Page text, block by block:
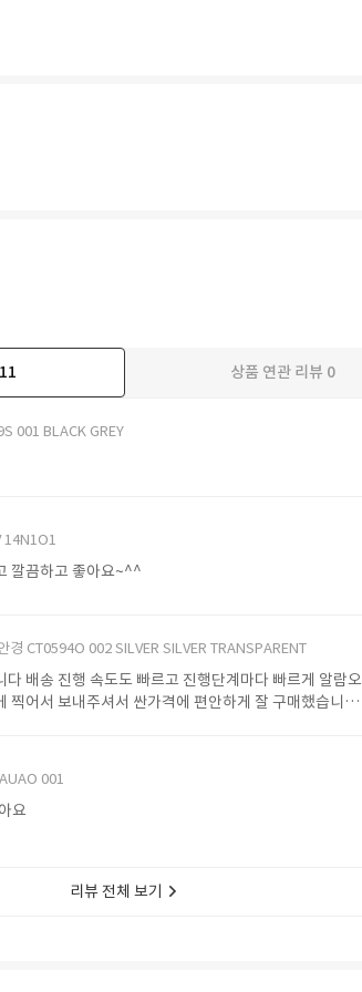
11 상품 연관 리뷰 0
001 BLACK GREY
14N1O1
깔끔하고 좋아요~^^
경 CT0594O 002 SILVER SILVER TRANSPARENT
배송 진행 속도도 빠르고 진행단계마다 빠르게 알람오
찍어서 보내주셔서 싼가격에 편안하게 잘 구매했습니다.
001
요
리뷰 전체 보기